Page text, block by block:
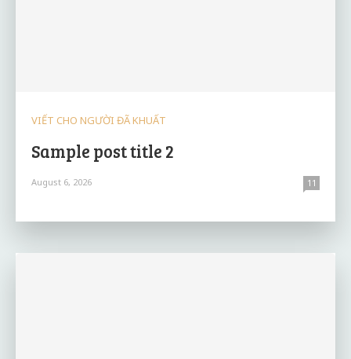
VIẾT CHO NGƯỜI ĐÃ KHUẤT
Sample post title 2
August 6, 2026 11